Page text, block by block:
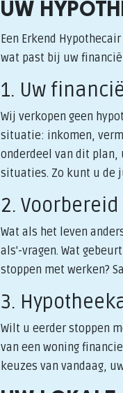
UW
Een Erkend
wat past bij uw
1. Uw
Wij verkopen geen
situatie: inkomen,
onderdeel van dit
situaties. Zo kunt u de
2.
Wat als het leven
als'-vragen. Wat
stoppen met werken?
3.
Wilt u eerder stoppen
van een woning
keuzes van vandaag,